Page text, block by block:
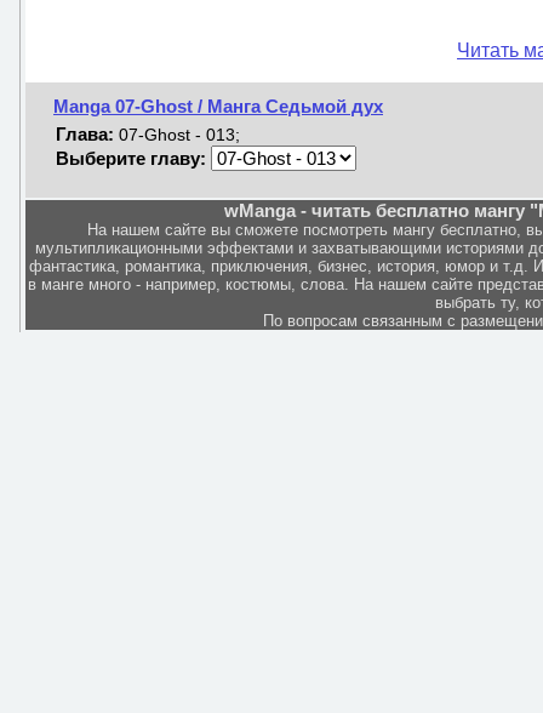
Читать
Manga 07-Ghost / Манга Седьмой дух
Глава: 07-Ghost - 013;
Выберите главу:
wManga - читать бесплатно
На нашем сайте вы сможете посмотреть мангу бесплатно,
мультипликационными эффектами и захватывающими историями
фантастика, романтика, приключения, бизнес, история, юмор и
в манге много - например, костюмы, слова. На нашем сайте
выбрать ту,
По вопросам связанным с